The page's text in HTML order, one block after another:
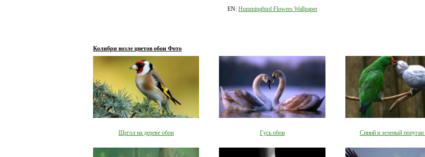
EN: Hummingbird Flowers Wallpaper
Колибри возле цветов обои Фото
Щегол на дереве обои Гусь обои Синий и зеленый попугаи